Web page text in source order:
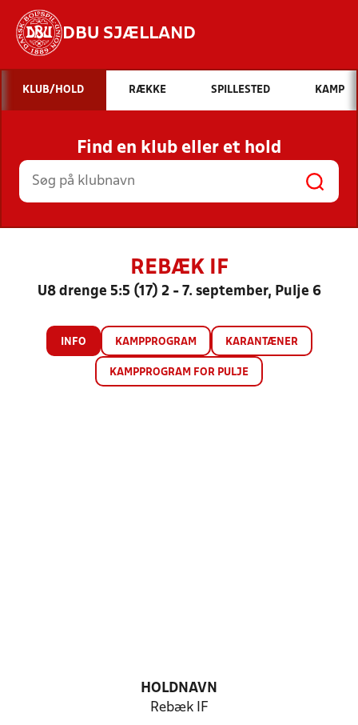
DBU SJÆLLAND
Hvad vil du søge efter?
INDHOLD OG NYHEDER
STILLINGER, RESULTATER, KLUBBER OG
HOLD
KLUB/HOLD RÆKKE SPILLESTED KAMP
Find en klub eller et hold
REBÆK IF
U8 drenge 5:5 (17) 2 - 7. september, Pulje 6
INFO KAMPPROGRAM KARANTÆNER
KAMPPROGRAM FOR PULJE
HOLDNAVN
Rebæk IF